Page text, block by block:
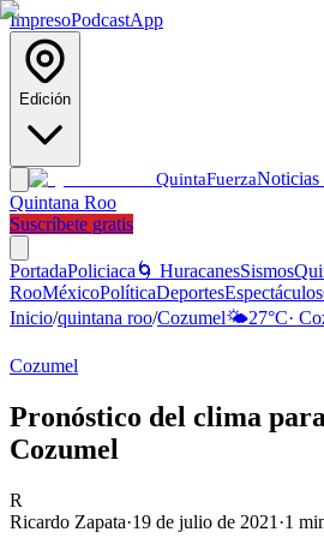
ImpresoPodcastApp
Edición
QuintaFuerzaNoticias
Quintana Roo
Suscríbete gratis
PortadaPoliciaca 🌀 HuracanesSismos
RooMéxicoPolíticaDeportesEspectáculos
Inicio/quintana roo/Cozumel🌤️27°C·
Cozumel
Pronóstico del clima
Cozumel
R
Ricardo Zapata·19 de julio de 2021 ·1